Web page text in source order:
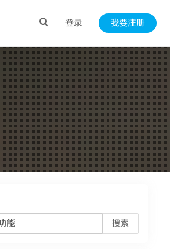
登录 我要注册
搜索